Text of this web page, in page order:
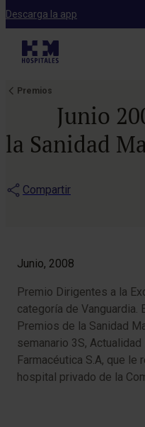
Descarga la app
Premios
Junio
la Sanidad
Compartir
Junio, 2008
Premio Dirigentes a la
categoría de Vanguardia.
Premios de la Sanidad
semanario 3S,
Farmacéutica S.A, que le
hospital privado de la